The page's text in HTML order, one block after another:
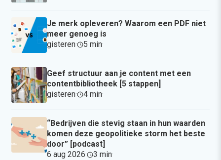
Je merk opleveren? Waarom een PDF niet
meer genoeg is
gisteren· 5 min·
Geef structuur aan je content met een
contentbibliotheek [5 stappen]
gisteren· 4 min·
“Bedrijven die stevig staan in hun waarden
komen deze geopolitieke storm het beste
door” [podcast]
6 aug 2026· 3 min·